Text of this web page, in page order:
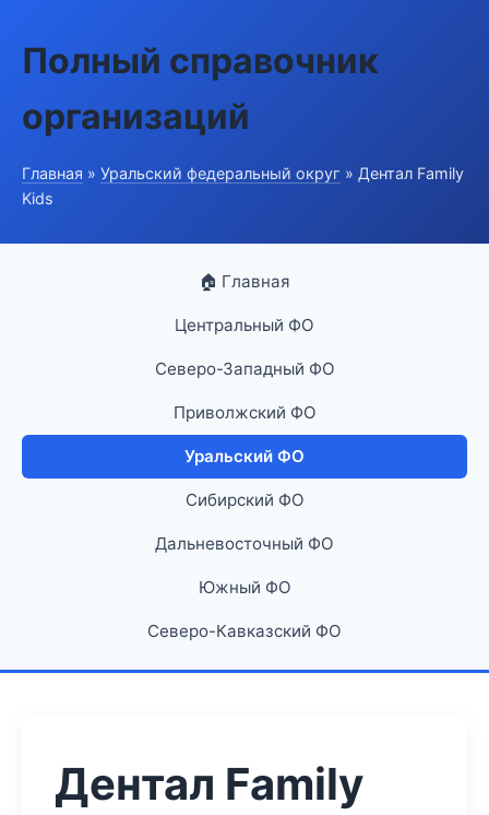
Полный справочник
организаций
Главная » Уральский федеральный округ » Дентал Family
Kids
🏠 Главная
Центральный ФО
Северо-Западный ФО
Приволжский ФО
Уральский ФО
Сибирский ФО
Дальневосточный ФО
Южный ФО
Северо-Кавказский ФО
Дентал Family